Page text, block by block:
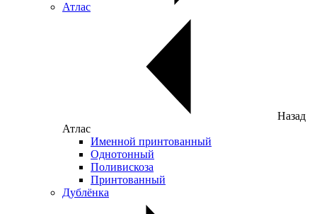
Атлас
Назад
Атлас
Именной принтованный
Однотонный
Поливискоза
Принтованный
Дублёнка